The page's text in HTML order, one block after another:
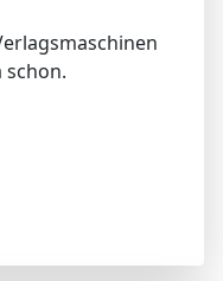
schon.